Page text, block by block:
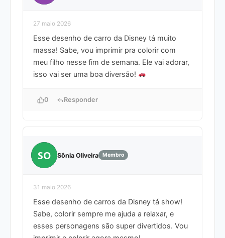
27 maio 2026
Esse desenho de carro da Disney tá muito
massa! Sabe, vou imprimir pra colorir com
meu filho nesse fim de semana. Ele vai adorar,
isso vai ser uma boa diversão!
0 Responder
SO Sônia Oliveira Membro
31 maio 2026
Esse desenho de carros da Disney tá show!
Sabe, colorir sempre me ajuda a relaxar, e
esses personagens são super divertidos. Vou